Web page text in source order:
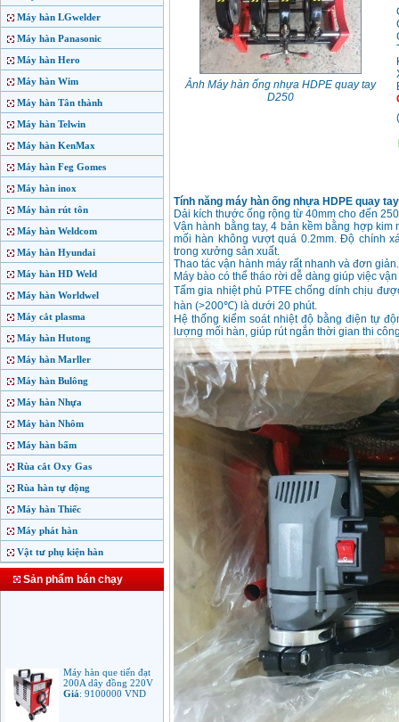
Máy hàn LGwelder
Máy hàn Panasonic
Máy hàn Hero
Máy hàn Wim
Máy hàn Tân thành
Máy hàn Telwin
Máy hàn KenMax
Máy hàn Feg Gomes
Máy hàn inox
Máy hàn rút tôn
Máy hàn Weldcom
Máy hàn Hyundai
Máy hàn HD Weld
Máy hàn Worldwel
Máy cắt plasma
Máy hàn Hutong
Máy hàn Marller
Máy hàn Bulông
Máy hàn Nhựa
Máy hàn Nhôm
Máy hàn bấm
Rùa cắt Oxy Gas
Rùa hàn tự động
Máy hàn Thiếc
Máy phát hàn
Vật tư phụ kiện hàn
Sản phẩm bán chạy
200A dây đồng 220V
Giá: 9100000VND
Ảnh Máy hàn ống nhựa HDPE quay tay
D250
(
Tính năng máy hàn ống nhựa HDPE quay tay
Dải kích thước ống rộng từ 40mm cho đến
Vận hành bằng tay, 4 bản kềm bằng hợp
mối hàn không vượt quá 0.2mm. Độ chính
trong xưởng sản xuất.
Thao tác vận hành máy rất nhanh và đơn giản.
Máy bào có thể tháo rời dễ dàng giúp việc
Tấm gia nhiệt phủ PTFE chống dính chịu
hàn (>200℃) là dưới 20 phút.
Hệ thống kiểm soát nhiệt độ bằng điện tự
lượng mối hàn, giúp rút ngắn thời gian thi